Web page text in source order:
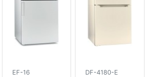
EF-16 DF-4180-E